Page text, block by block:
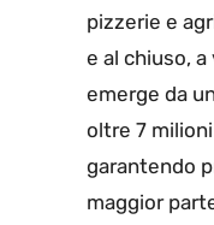
pizzerie e
e al chiuso,
emerge da
oltre 7
garantendo
maggior